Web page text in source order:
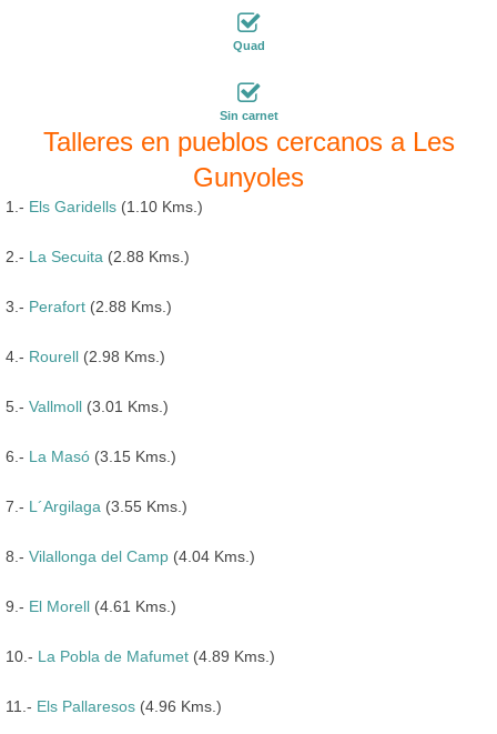
Quad
Sin carnet
Talleres en pueblos cercanos a Les
Gunyoles
1.- Els Garidells (1.10 Kms.)
2.- La Secuita (2.88 Kms.)
3.- Perafort (2.88 Kms.)
4.- Rourell (2.98 Kms.)
5.- Vallmoll (3.01 Kms.)
6.- La Masó (3.15 Kms.)
7.- L´Argilaga (3.55 Kms.)
8.- Vilallonga del Camp (4.04 Kms.)
9.- El Morell (4.61 Kms.)
10.- La Pobla de Mafumet (4.89 Kms.)
11.- Els Pallaresos (4.96 Kms.)